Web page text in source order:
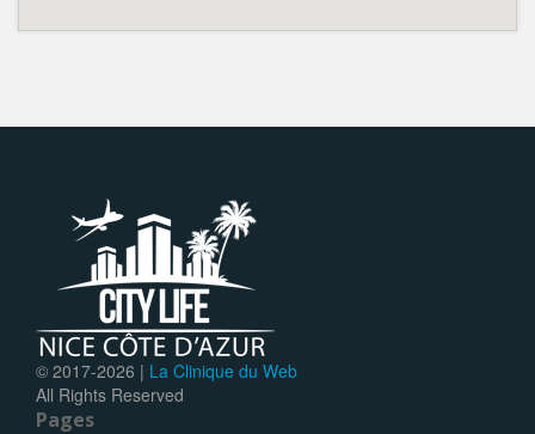
© 2017-2026 | La Clinique du Web
All Rights Reserved
Pages